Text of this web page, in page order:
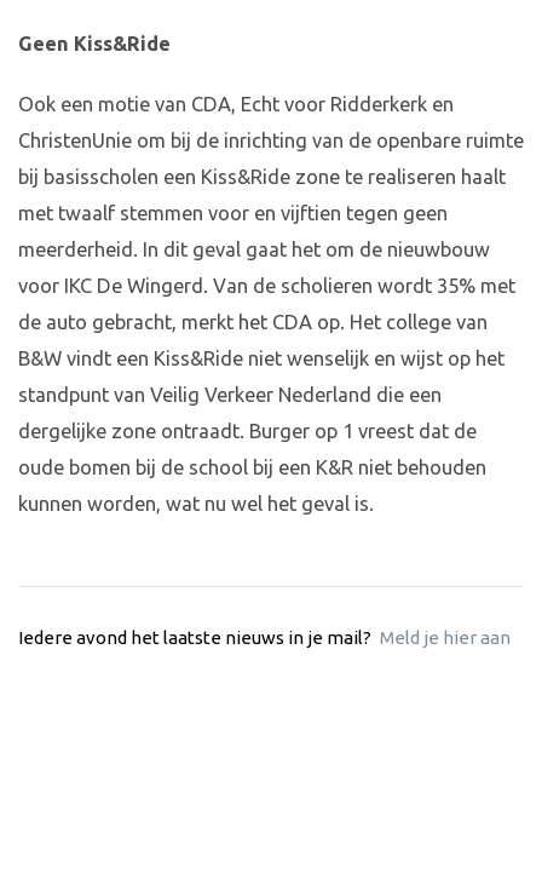
Geen Kiss&Ride
Ook een motie van CDA, Echt voor Ridderkerk en
ChristenUnie om bij de inrichting van de openbare ruimte
bij basisscholen een Kiss&Ride zone te realiseren haalt
met twaalf stemmen voor en vijftien tegen geen
meerderheid. In dit geval gaat het om de nieuwbouw
voor IKC De Wingerd. Van de scholieren wordt 35% met
de auto gebracht, merkt het CDA op. Het college van
B&W vindt een Kiss&Ride niet wenselijk en wijst op het
standpunt van Veilig Verkeer Nederland die een
dergelijke zone ontraadt. Burger op 1 vreest dat de
oude bomen bij de school bij een K&R niet behouden
kunnen worden, wat nu wel het geval is.
Iedere avond het laatste nieuws in je mail? Meld je hier aan